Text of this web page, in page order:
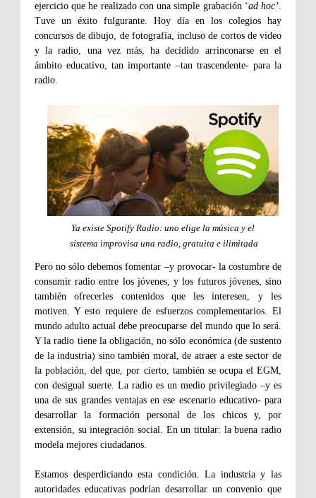
ejercicio que he realizado con una simple grabación ‘ad hoc’.
Tuve un éxito fulgurante. Hoy día en los colegios hay
concursos de dibujo, de fotografía, incluso de cortos de video
y la radio, una vez más, ha decidido arrinconarse en el
ámbito educativo, tan importante –tan trascendente- para la
radio.
Ya existe Spotify Radio: uno elige la música y el
sistema improvisa una radio, gratuita e ilimitada
Pero no sólo debemos fomentar –y provocar- la costumbre de
consumir radio entre los jóvenes, y los futuros jóvenes, sino
también ofrecerles contenidos que les interesen, y les
motiven. Y esto requiere de esfuerzos complementarios. El
mundo adulto actual debe preocuparse del mundo que lo será.
Y la radio tiene la obligación, no sólo económica (de sustento
de la industria) sino también moral, de atraer a este sector de
la población, del que, por cierto, también se ocupa el EGM,
con desigual suerte. La radio es un medio privilegiado –y es
una de sus grandes ventajas en ese escenario educativo- para
desarrollar la formación personal de los chicos y, por
extensión, su integración social. En un titular: la buena radio
modela mejores ciudadanos.
Estamos desperdiciando esta condición. La industria y las
autoridades educativas podrían desarrollar un convenio que